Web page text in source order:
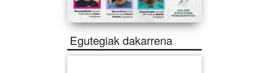
Egutegiak dakarrena